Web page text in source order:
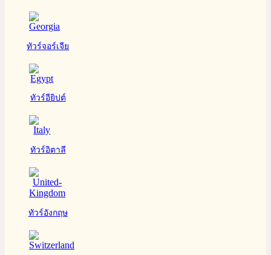
ทัวร์จอร์เจีย
ทัวร์อียิปต์
ทัวร์อิตาลี
ทัวร์อังกฤษ